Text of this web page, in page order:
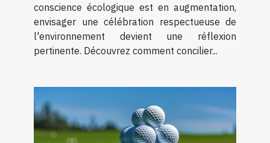
conscience écologique est en augmentation,
envisager une célébration respectueuse de
l'environnement devient une réflexion
pertinente. Découvrez comment concilier...